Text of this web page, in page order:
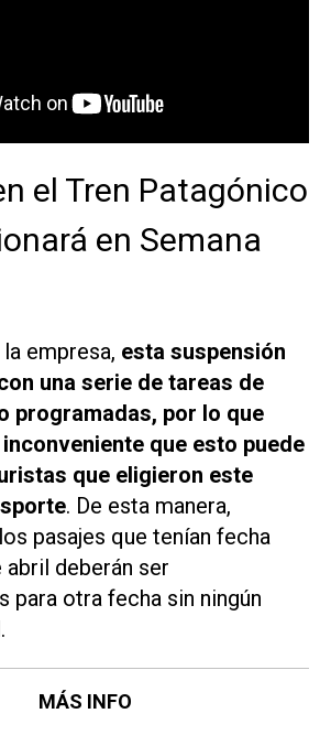
el Tren Patagónico
en Semana
empresa, esta suspensión
una serie de tareas de
programadas, por lo que
que esto puede
que eligieron este
. De esta manera,
pasajes que tenían fecha
abril deberán ser
para otra fecha sin ningún
MÁS INFO